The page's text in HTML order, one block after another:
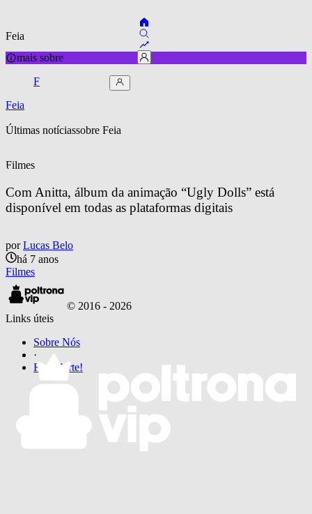
Feia
mais sobre
F
Feia
Últimas notíciassobre Feia
Filmes
Com Anitta, álbum da animação “Ugly Dolls” está
disponível em todas as plataformas digitais
por Lucas Belo
há 7 anos
Filmes
© 2016 - 2026
Links úteis
Sobre Nós
·
Faça Parte!